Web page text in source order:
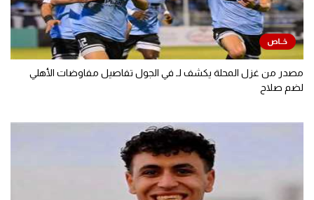
مصدر من غزل المحلة يكشف لـ في الجول تفاصيل مفاوضات الأهلي
لضم صلاح